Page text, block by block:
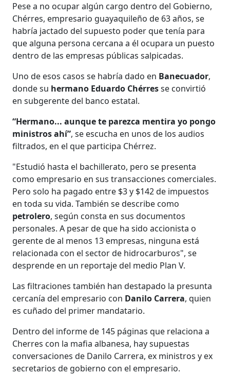
Pese a no ocupar algún cargo dentro del Gobierno,
Chérres, empresario guayaquileño de 63 años, se
habría jactado del supuesto poder que tenía para
que alguna persona cercana a él ocupara un puesto
dentro de las empresas públicas salpicadas.
Uno de esos casos se habría dado en Banecuador,
donde su hermano Eduardo Chérresse convirtió
en subgerente del banco estatal.
“Hermano... aunque te parezca mentira yo pongo
ministros ahí”, se escucha en unos de los audios
filtrados, en el que participa Chérrez.
"Estudió hasta el bachillerato, pero se presenta
como empresario en sus transacciones comerciales.
Pero solo ha pagado entre $3 y $142 de impuestos
en toda su vida. También se describe como
petrolero, según consta en sus documentos
personales. A pesar de que ha sido accionista o
gerente de al menos 13 empresas, ninguna está
relacionada con el sector de hidrocarburos", se
desprende en un reportaje del medio Plan V.
Las filtraciones también han destapado la presunta
cercanía del empresario con Danilo Carrera, quien
es cuñado del primer mandatario.
Dentro del informe de 145 páginas que relaciona a
Cherres con la mafia albanesa, hay supuestas
conversaciones de Danilo Carrera, ex ministros y ex
secretarios de gobierno con el empresario.